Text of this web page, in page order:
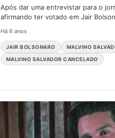
Após dar uma entrevistar para o
afirmando ter votado em Jair
Há 6 anos
JAIR BOLSONARO
MALVINO
MALVINO SALVADOR CANCELADO